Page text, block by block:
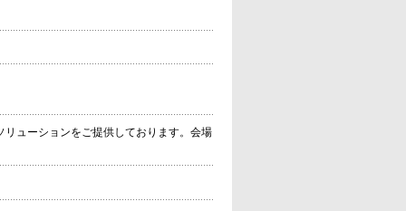
ューションをご提供しております。会場